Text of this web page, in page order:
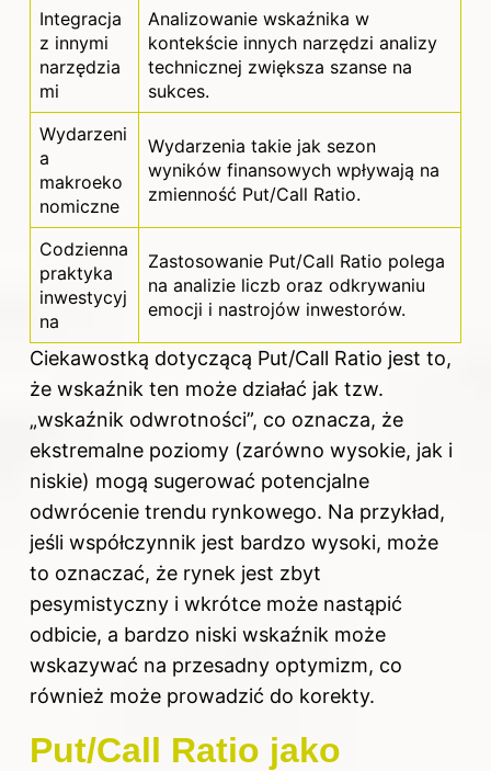
Integracja
z innymi
narzędzia
mi
Analizowanie wskaźnika w
kontekście innych narzędzi analizy
technicznej zwiększa szanse na
sukces.
Wydarzeni
a
makroeko
nomiczne
Wydarzenia takie jak sezon
wyników finansowych wpływają na
zmienność Put/Call Ratio.
Codzienna
praktyka
inwestycyj
na
Zastosowanie Put/Call Ratio polega
na analizie liczb oraz odkrywaniu
emocji i nastrojów inwestorów.
Ciekawostką dotyczącą Put/Call Ratio jest to,
że wskaźnik ten może działać jak tzw.
„wskaźnik odwrotności”, co oznacza, że
ekstremalne poziomy (zarówno wysokie, jak i
niskie) mogą sugerować potencjalne
odwrócenie trendu rynkowego. Na przykład,
jeśli współczynnik jest bardzo wysoki, może
to oznaczać, że rynek jest zbyt
pesymistyczny i wkrótce może nastąpić
odbicie, a bardzo niski wskaźnik może
wskazywać na przesadny optymizm, co
również może prowadzić do korekty.
Put/Call Ratio jako